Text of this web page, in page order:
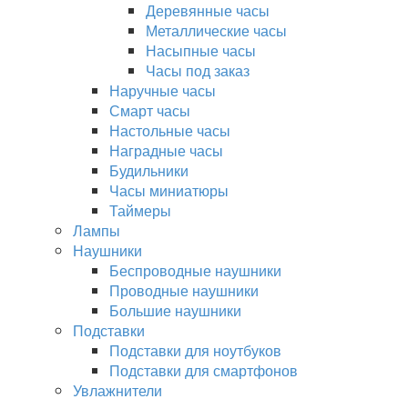
Деревянные часы
Металлические часы
Насыпные часы
Часы под заказ
Наручные часы
Смарт часы
Настольные часы
Наградные часы
Будильники
Часы миниатюры
Таймеры
Лампы
Наушники
Беспроводные наушники
Проводные наушники
Большие наушники
Подставки
Подставки для ноутбуков
Подставки для смартфонов
Увлажнители